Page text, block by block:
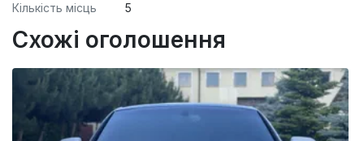
Кількість місць 5
Схожі оголошення